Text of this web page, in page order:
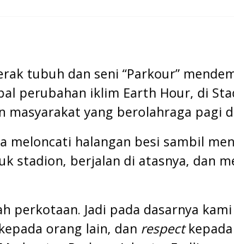
tubuh dan seni “Parkour”
perubahan iklim Earth Hour, di
masyarakat yang berolahraga pagi
meloncati halangan besi sambil
stadion, berjalan di atasnya, dan
perkotaan. Jadi pada dasarnya
orang lain, dan respect